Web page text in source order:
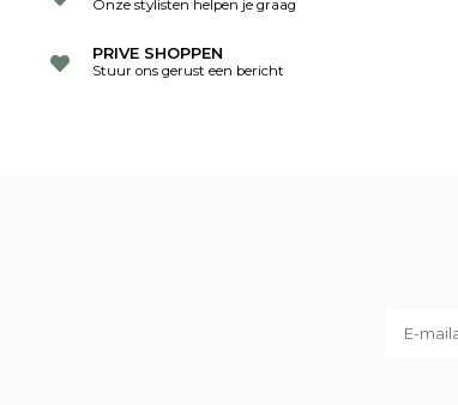
Onze stylisten helpen je graag
PRIVE SHOPPEN
Stuur ons gerust een bericht